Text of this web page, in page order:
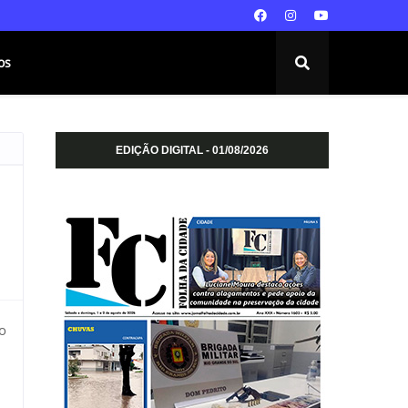
EDIÇÃO DIGITAL - 01/08/2026